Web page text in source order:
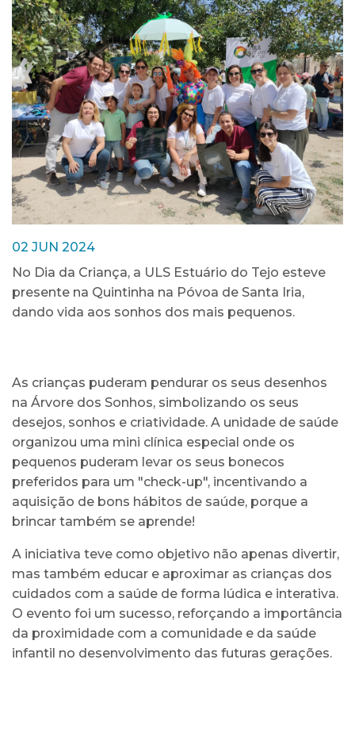
02 JUN 2024
No Dia da Criança, a ULS Estuário do Tejo esteve
presente na Quintinha na Póvoa de Santa Iria,
dando vida aos sonhos dos mais pequenos.
As crianças puderam pendurar os seus desenhos
na Árvore dos Sonhos, simbolizando os seus
desejos, sonhos e criatividade. A unidade de saúde
organizou uma mini clínica especial onde os
pequenos puderam levar os seus bonecos
preferidos para um "check-up", incentivando a
aquisição de bons hábitos de saúde, porque a
brincar também se aprende!
A iniciativa teve como objetivo não apenas divertir,
mas também educar e aproximar as crianças dos
cuidados com a saúde de forma lúdica e interativa.
O evento foi um sucesso, reforçando a importância
da proximidade com a comunidade e da saúde
infantil no desenvolvimento das futuras gerações.